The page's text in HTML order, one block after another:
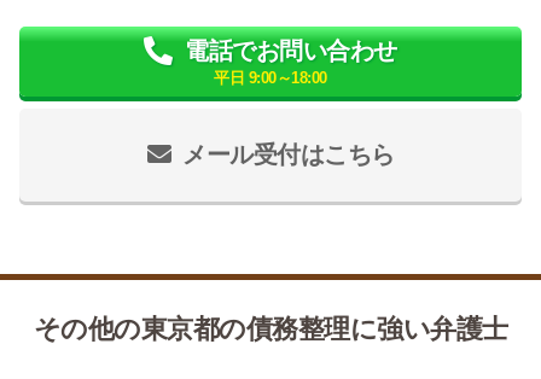
メール受付はこちら
電話でお問い合わせ
平日 9:00～18:00
その他の東京都の債務整理に強い弁護士